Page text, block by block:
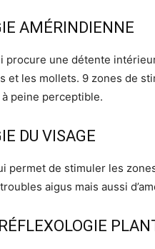
AMÉRINDIENNE
procure une détente
et les mollets. 9 zones de
peine perceptible.
DU VISAGE
permet de stimuler les
aigus mais aussi